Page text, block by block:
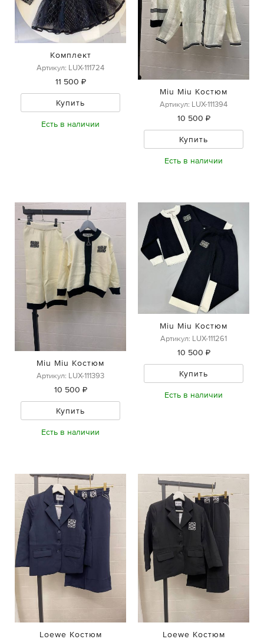
Комплект
Артикул: LUX-111724
11 500 ₽
Купить
Есть в наличии
Miu Miu Костюм
Артикул: LUX-111394
10 500 ₽
Купить
Есть в наличии
Miu Miu Костюм
Артикул: LUX-111393
10 500 ₽
Купить
Есть в наличии
Miu Miu Костюм
Артикул: LUX-111261
10 500 ₽
Купить
Есть в наличии
Loewe Костюм Loewe Костюм